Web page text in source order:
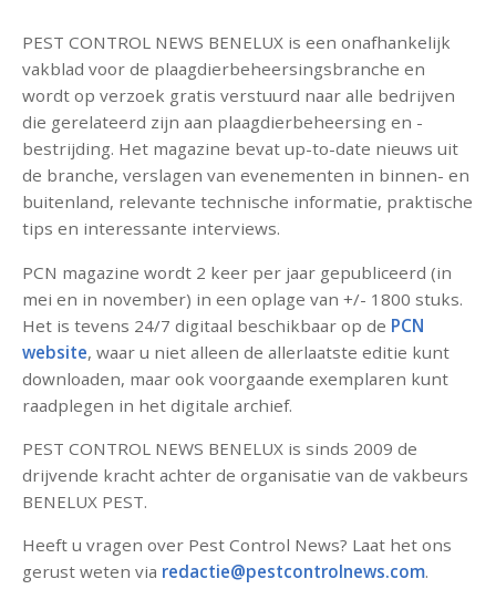
PEST CONTROL NEWS BENELUX is een onafhankelijk
vakblad voor de plaagdierbeheersingsbranche en
wordt op verzoek gratis verstuurd naar alle bedrijven
die gerelateerd zijn aan plaagdierbeheersing en -
bestrijding. Het magazine bevat up-to-date nieuws uit
de branche, verslagen van evenementen in binnen- en
buitenland, relevante technische informatie, praktische
tips en interessante interviews.
PCN magazine wordt 2 keer per jaar gepubliceerd (in
mei en in november) in een oplage van +/- 1800 stuks.
Het is tevens 24/7 digitaal beschikbaar op de PCN
website, waar u niet alleen de allerlaatste editie kunt
downloaden, maar ook voorgaande exemplaren kunt
raadplegen in het digitale archief.
PEST CONTROL NEWS BENELUX is sinds 2009 de
drijvende kracht achter de organisatie van de vakbeurs
BENELUX PEST.
Heeft u vragen over Pest Control News? Laat het ons
gerust weten via redactie@pestcontrolnews.com.